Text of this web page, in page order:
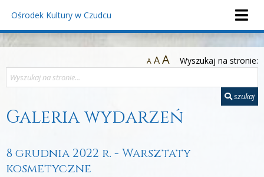
Ośrodek Kultury w Czudcu
A AA Wyszukaj na stronie:
szukaj
Galeria wydarzeń
8 grudnia 2022 r. - Warsztaty
kosmetyczne